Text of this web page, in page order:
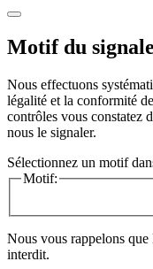
Motif du
Nous effectuons
légalité et la conformité
contrôles vous constatez
nous le signaler.
Sélectionnez un motif
Motif:
Nous vous rappelons
interdit.